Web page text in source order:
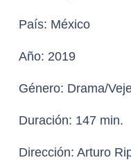
País: México
Año: 2019
Género: Drama/
Duración: 147 min.
Dirección: Arturo